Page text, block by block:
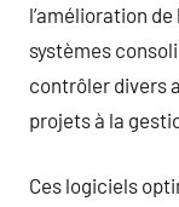
l’amélioration
systèmes
contrôler divers
projets à la
Ces logiciels